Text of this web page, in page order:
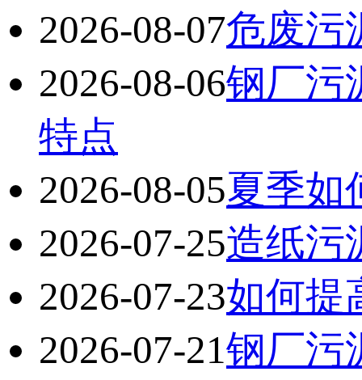
2026-08-07危废污
2026-08-06钢厂污
特点
2026-08-05夏季如
2026-07-25造纸污
2026-07-23如何提
2026-07-21钢厂污